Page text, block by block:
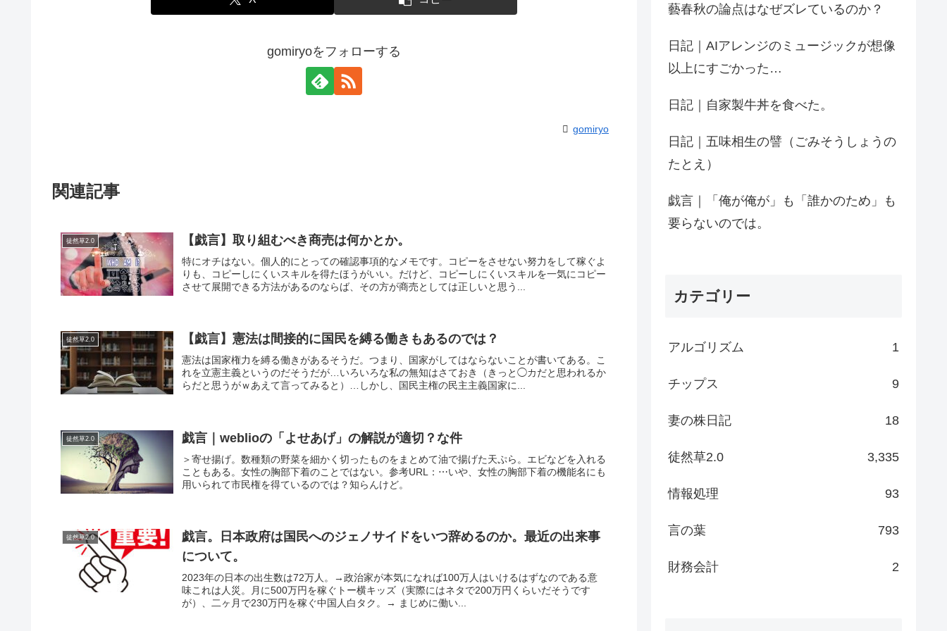
gomiryoをフォローする
gomiryo
関連記事
徒然草2.0 【戯言】取り組むべき商売は何かとか。
特にオチはない。個人的にとっての確認事項的なメモです。コピーをさせない努力をして稼ぐよ
りも、コピーしにくいスキルを得たほうがいい。だけど、コピーしにくいスキルを一気にコピー
させて展開できる方法があるのならば、その方が商売としては正しいと思う...
徒然草2.0 【戯言】憲法は間接的に国民を縛る働きもあるのでは？
憲法は国家権力を縛る働きがあるそうだ。つまり、国家がしてはならないことが書いてある。こ
れを立憲主義というのだそうだが…いろいろな私の無知はさておき（きっと◯カだと思われるか
らだと思うがｗあえて言ってみると）…しかし、国民主権の民主主義国家に...
徒然草2.0 戯言｜weblioの「よせあげ」の解説が適切？な件
＞寄せ揚げ。数種類の野菜を細かく切ったものをまとめて油で揚げた天ぷら。エビなどを入れる
こともある。女性の胸部下着のことではない。参考URL：⋯いや、女性の胸部下着の機能名にも
用いられて市民権を得ているのでは？知らんけど。
徒然草2.0
戯言。日本政府は国民へのジェノサイドをいつ辞めるのか。最近の出来事
について。
2023年の日本の出生数は72万人。→政治家が本気になれば100万人はいけるはずなのである意
味これは人災。月に500万円を稼ぐトー横キッズ（実際にはネタで200万円くらいだそうです
が）、二ヶ月で230万円を稼ぐ中国人白タク。→ まじめに働い...
藝春秋の論点はなぜズレているのか？
日記｜AIアレンジのミュージックが想像
以上にすごかった…
日記｜自家製牛丼を食べた。
日記｜五味相生の譬（ごみそうしょうの
たとえ）
戯言｜「俺が俺が」も「誰かのため」も
要らないのでは。
カテゴリー
アルゴリズム 1
チップス 9
妻の株日記 18
徒然草2.0 3,335
情報処理 93
言の葉 793
財務会計 2